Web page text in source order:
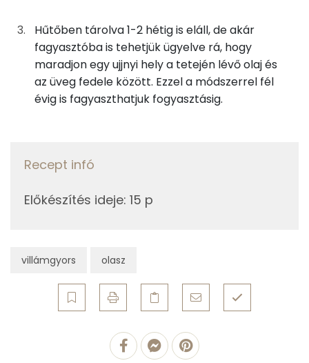
villámgyors olasz
0g
bors 0 kcal
Összesen 710 kcal
Kolin:
C vitamin:
E vitamin:
Lut-zea
Fehérje
Összesen
69.2 g
Telített zsírsav
Hűtőben tárolva 1-2 hétig is eláll, de akár
fagyasztóba is tehetjük ügyelve rá, hogy
maradjon egy ujjnyi hely a tetején lévő olaj és
az üveg fedele között. Ezzel a módszerrel fél
évig is fagyaszthatjuk fogyasztásig.
Recept infó
Előkészítés ideje: 15 p